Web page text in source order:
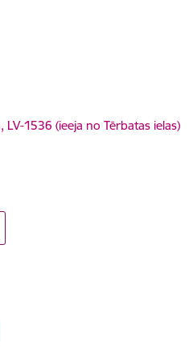
1536 (ieeja no Tērbatas ielas)